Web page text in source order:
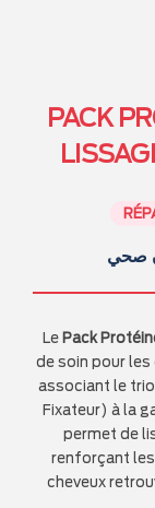
PACK
صحي
Le Pack
de soin pour les
associant le
Fixateur) à la
permet de
renforçant les
cheveux